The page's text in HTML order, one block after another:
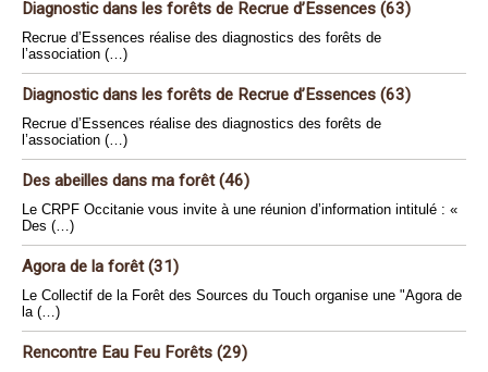
Diagnostic dans les forêts de Recrue d’Essences (63)
Recrue d’Essences réalise des diagnostics des forêts de
l’association (…)
Diagnostic dans les forêts de Recrue d’Essences (63)
Recrue d’Essences réalise des diagnostics des forêts de
l’association (…)
Des abeilles dans ma forêt (46)
Le CRPF Occitanie vous invite à une réunion d’information intitulé : «
Des (…)
Agora de la forêt (31)
Le Collectif de la Forêt des Sources du Touch organise une "Agora de
la (…)
Rencontre Eau Feu Forêts (29)